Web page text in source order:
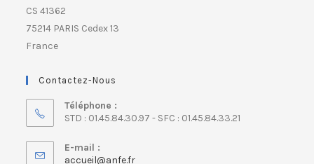
CS 41362
75214 PARIS Cedex 13
France
Contactez-Nous
Téléphone :
STD : 01.45.84.30.97 - SFC : 01.45.84.33.21
E-mail :
accueil@anfe.fr